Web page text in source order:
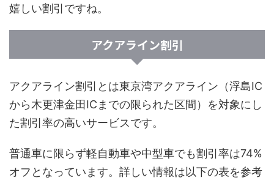
嬉しい割引ですね。
アクアライン割引
アクアライン割引とは東京湾アクアライン（浮島IC
から木更津金田ICまでの限られた区間）を対象にし
た割引率の高いサービスです。
普通車に限らず軽自動車や中型車でも割引率は74%
オフとなっています。詳しい情報は以下の表を参考